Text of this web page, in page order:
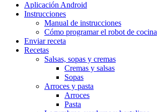
Aplicación Android
Instrucciones
Manual de instrucciones
Cómo programar el robot de cocina
Enviar receta
Recetas
Salsas, sopas y cremas
Cremas y salsas
Sopas
Arroces y pasta
Arroces
Pasta